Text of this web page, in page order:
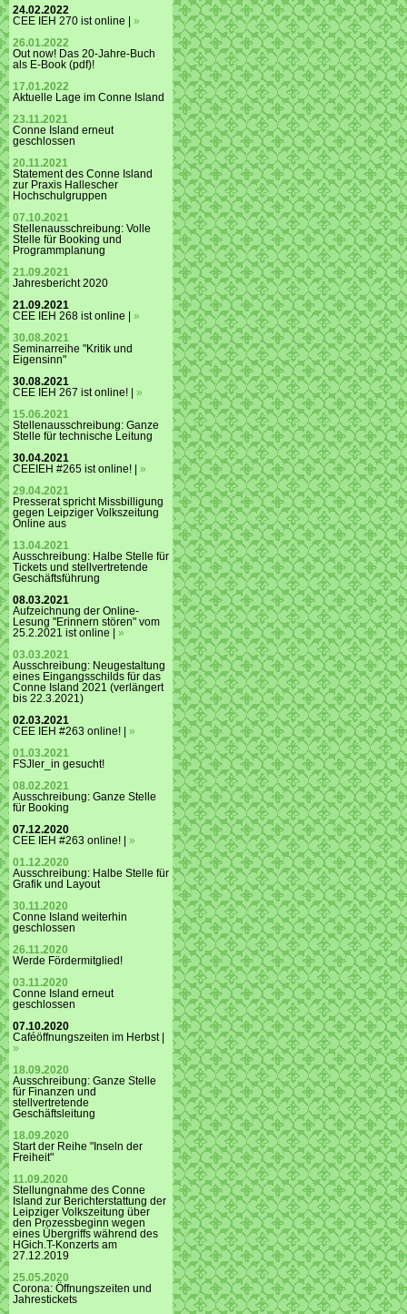
24.02.2022
CEE IEH 270 ist online | »
26.01.2022
Out now! Das 20-Jahre-Buch
als E-Book (pdf)!
17.01.2022
Aktuelle Lage im Conne Island
23.11.2021
Conne Island erneut
geschlossen
20.11.2021
Statement des Conne Island
zur Praxis Hallescher
Hochschulgruppen
07.10.2021
Stellenausschreibung: Volle
Stelle für Booking und
Programmplanung
21.09.2021
Jahresbericht 2020
21.09.2021
CEE IEH 268 ist online | »
30.08.2021
Seminarreihe "Kritik und
Eigensinn"
30.08.2021
CEE IEH 267 ist online! | »
15.06.2021
Stellenausschreibung: Ganze
Stelle für technische Leitung
30.04.2021
CEEIEH #265 ist online! | »
29.04.2021
Presserat spricht Missbilligung
gegen Leipziger Volkszeitung
Online aus
13.04.2021
Ausschreibung: Halbe Stelle für
Tickets und stellvertretende
Geschäftsführung
08.03.2021
Aufzeichnung der Online-
Lesung "Erinnern stören" vom
25.2.2021 ist online | »
03.03.2021
Ausschreibung: Neugestaltung
eines Eingangsschilds für das
Conne Island 2021 (verlängert
bis 22.3.2021)
02.03.2021
CEE IEH #263 online! | »
01.03.2021
FSJler_in gesucht!
08.02.2021
Ausschreibung: Ganze Stelle
für Booking
07.12.2020
CEE IEH #263 online! | »
01.12.2020
Ausschreibung: Halbe Stelle für
Grafik und Layout
30.11.2020
Conne Island weiterhin
geschlossen
26.11.2020
Werde Fördermitglied!
03.11.2020
Conne Island erneut
geschlossen
07.10.2020
Caféöffnungszeiten im Herbst |
»
18.09.2020
Ausschreibung: Ganze Stelle
für Finanzen und
stellvertretende
Geschäftsleitung
18.09.2020
Start der Reihe "Inseln der
Freiheit"
11.09.2020
Stellungnahme des Conne
Island zur Berichterstattung der
Leipziger Volkszeitung über
den Prozessbeginn wegen
eines Übergriffs während des
HGich.T-Konzerts am
27.12.2019
25.05.2020
Corona: Öffnungszeiten und
Jahrestickets